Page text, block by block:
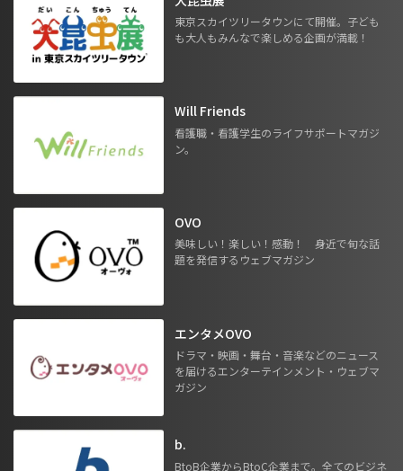
東京スカイツリータウンにて開催。子ども
も大人もみんなで楽しめる企画が満載！
Will Friends
看護職・看護学生のライフサポートマガジ
ン。
OVO
美味しい！楽しい！感動！ 身近で旬な話
題を発信するウェブマガジン
エンタメOVO
ドラマ・映画・舞台・音楽などのニュース
を届けるエンターテインメント・ウェブマ
ガジン
b.
BtoB企業からBtoC企業まで。全てのビジネ